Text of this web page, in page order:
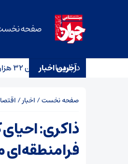
صفحه
درباره ما
آخرین اخبار
صفحه نخست/ اخبار/
ذاکری: احیای